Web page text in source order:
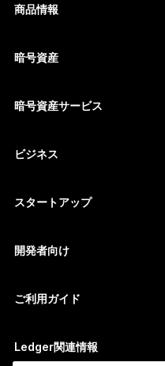
商品情報
コールド ウォレット
Ledger Stax
Ledger Nano Classics
セット商品
全ての商品
暗号資産
Ethereumウォレット
Cardanoウォレット
Moneroウォレット
暗号資産一覧を見る
暗号資産サービス
暗号資産を購入
暗号資産をスワップ
ビジネス
スタートアップ
開発者向け
ご利用ガイド
対応ウォレットとサービス
Ledger関連情報